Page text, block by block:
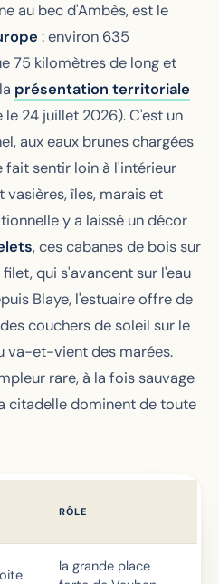
au bec d'Ambès, est le
: environ 635
75 kilomètres de long et
présentation territoriale
le 24 juillet 2026). C'est un
aux eaux brunes chargées
fait sentir loin à l'intérieur
îles, marais et
y a laissé un décor
, ces cabanes de bois sur
qui s'avancent sur l'eau
Blaye, l'estuaire offre de
couchers de soleil sur le
va-et-vient des marées.
rare, à la fois sauvage
citadelle dominent de toute
RÔLE
la grande place